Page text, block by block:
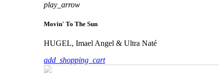
play_arrow
Movin' To The Sun
HUGEL, Imael Angel & Ultra Naté
add_shopping_cart